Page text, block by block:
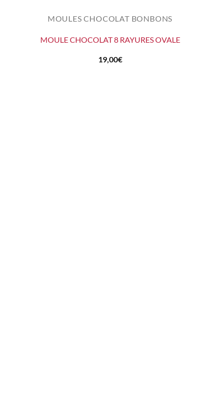
MOULES CHOCOLAT BONBONS
MOULE CHOCOLAT 8 RAYURES OVALE
19,00€